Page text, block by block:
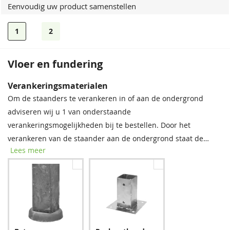
Eenvoudig uw product samenstellen
1 2
Vloer en fundering
Verankeringsmaterialen
Om de staanders te verankeren in of aan de ondergrond
adviseren wij u 1 van onderstaande
verankeringsmogelijkheden bij te bestellen. Door het
verankeren van de staander aan de ondergrond staat de
constructie beter beschermt tegen de wind. De prijzen staan
per stuk weergegeven. Indien u voor instortankers kiest dient
u per instortanker 1 zak snelcement bij te bestellen.
Lees meer